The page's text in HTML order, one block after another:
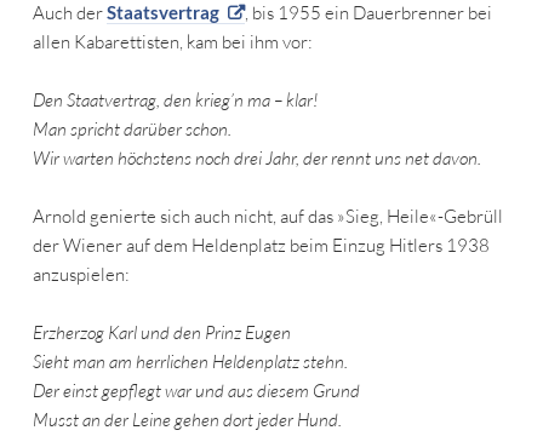
Auch derStaatsvertrag
, bis 1955 ein Dauerbrenner bei
allen Kabarettisten, kam bei ihm vor:
Den Staatvertrag, den krieg’n ma – klar!
Man spricht darüber schon.
Wir warten höchstens noch drei Jahr, der rennt uns net davon.
Arnold genierte sich auch nicht, auf das »Sieg, Heile«-Gebrüll
der Wiener auf dem Heldenplatz beim Einzug Hitlers 1938
anzuspielen:
Erzherzog Karl und den Prinz Eugen
Sieht man am herrlichen Heldenplatz stehn.
Der einst gepflegt war und aus diesem Grund
Musst an der Leine gehen dort jeder Hund.